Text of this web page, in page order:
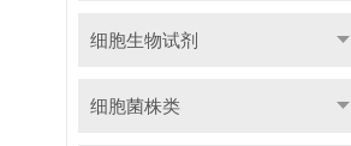
细胞生物试剂
细胞菌株类